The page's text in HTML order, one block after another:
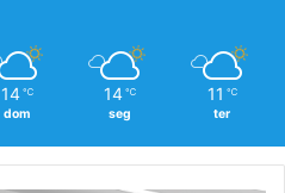
14 ℃
dom
14 ℃
seg
11 ℃
ter